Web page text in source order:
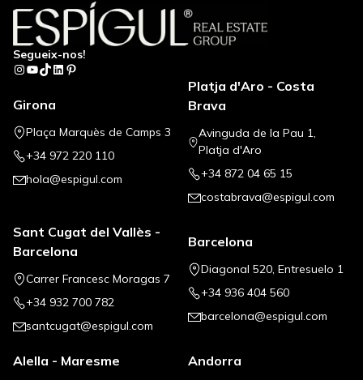
Segueix-nos!
Instagram
YouTube
TikTok
LinkedIn
Pinterest
Girona
Plaça Marquès de Camps 3
+34 972 220 110
hola@espigul.com
Platja d'Aro - Costa
Brava
Avinguda de la Pau 1,
Platja d'Aro
+34 872 04 65 15
costabrava@espigul.com
Sant Cugat del Vallès -
Barcelona
Carrer Francesc Moragas 7
+34 932 700 782
santcugat@espigul.com
Barcelona
Diagonal 520, Entresuelo 1
+34 936 404 560
barcelona@espigul.com
Alella - Maresme Andorra